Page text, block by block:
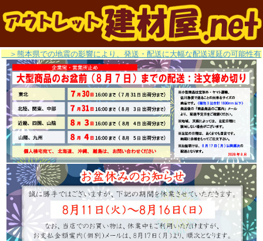
＞熊本県での地震の影響により、発送・配送に大幅な配送遅延の可能性有